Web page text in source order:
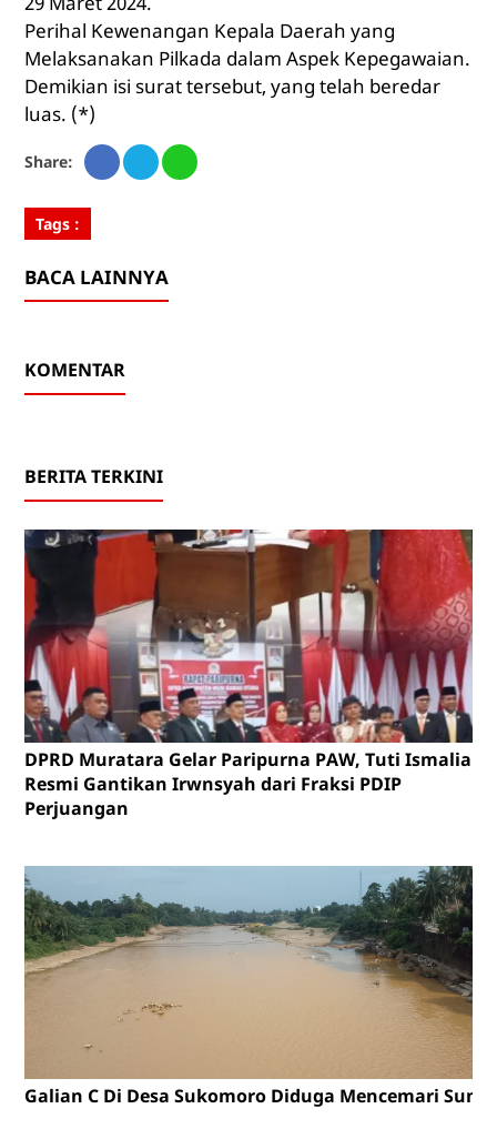
Perihal Kewenangan Kepala Daerah yang
Melaksanakan Pilkada dalam Aspek Kepegawaian.
Demikian isi surat tersebut, yang telah beredar
luas. (*)
Share:
Tags :
BACA LAINNYA
KOMENTAR
BERITA TERKINI
DPRD Muratara Gelar Paripurna PAW, Tuti Ismalia
Resmi Gantikan Irwnsyah dari Fraksi PDIP
Perjuangan
Galian C Di Desa Sukomoro Diduga Mencemari